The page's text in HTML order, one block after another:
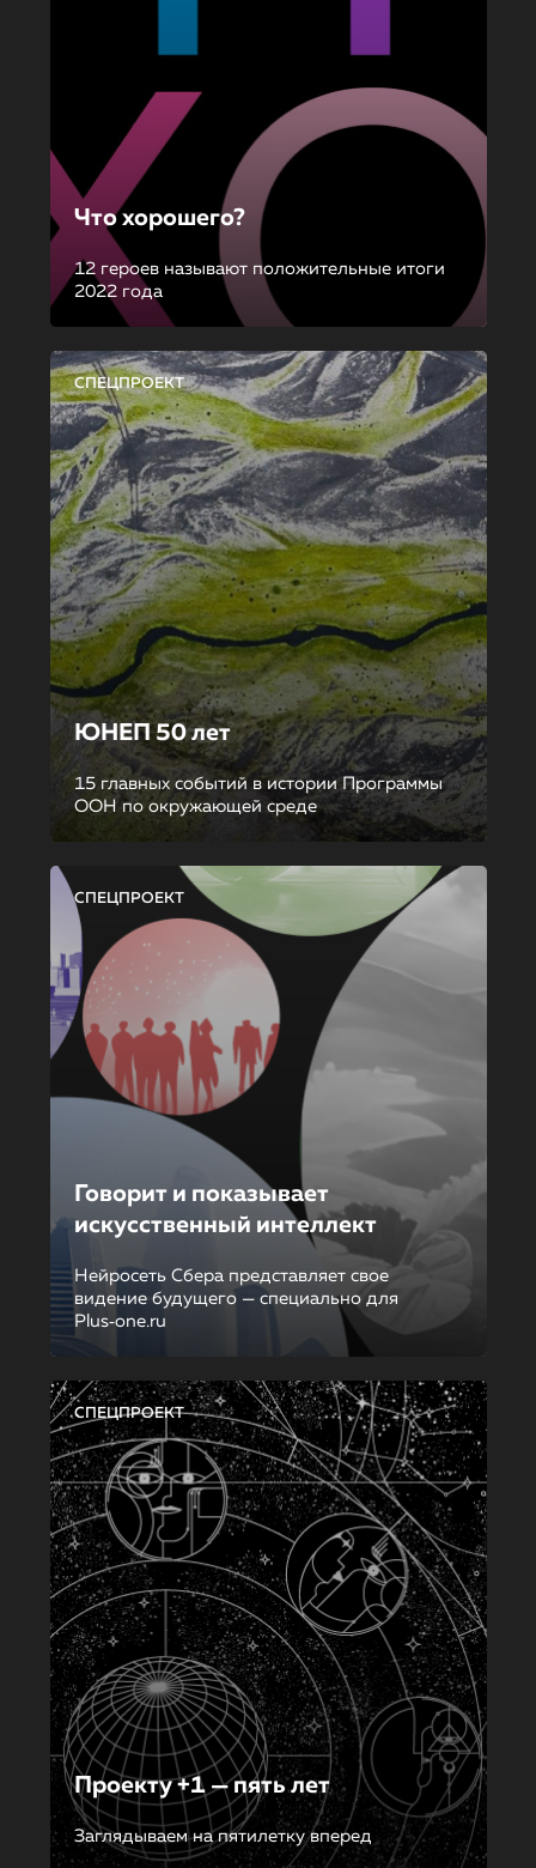
Что хорошего?
12 героев называют положительные итоги
2022 года
СПЕЦПРОЕКТ
ЮНЕП 50 лет
15 главных событий в истории Программы
ООН по окружающей среде
СПЕЦПРОЕКТ
Говорит и показывает
искусственный интеллект
Нейросеть Сбера представляет свое
видение будущего — специально для
Plus‑one.ru
СПЕЦПРОЕКТ
Проекту +1 — пять лет
Заглядываем на пятилетку вперед